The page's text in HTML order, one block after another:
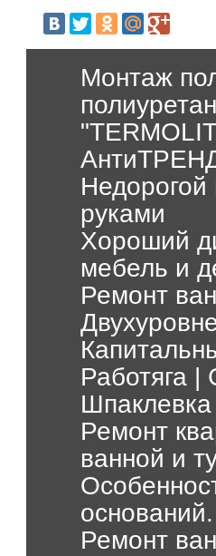
Монтаж
руками
Хороший
мебель и
Ремонт
Работяга
Шпаклевка
Ремонт
ванной и
Ремонт